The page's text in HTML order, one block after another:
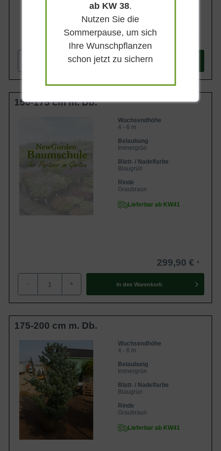
+ In den Warenkorb
150-175 cm m. Db.
Wuchsendhöhe
4 - 6 m
Belaubung
Immergrün
Blatt- / Nadelfarbe
Blaugrün
Rinde
Graubraun
Lieferbar ab KW41
299,90 €
- + In den Warenkorb
175-200 cm m. Db.
Wuchsendhöhe
4 - 6 m
Belaubung
Immergrün
Blatt- / Nadelfarbe
Blaugrün
Rinde
Graubraun
Lieferbar ab KW41
ab KW 38.
Nutzen Sie die
Sommerpause, um sich
Ihre Wunschpflanzen
schon jetzt zu sichern